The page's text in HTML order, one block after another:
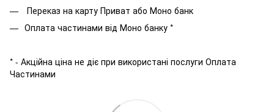
Переказ на карту Приват або Моно банк
Оплата частинами від Моно банку *
* - Акційна ціна не діє при використані послуги Оплата
Частинами